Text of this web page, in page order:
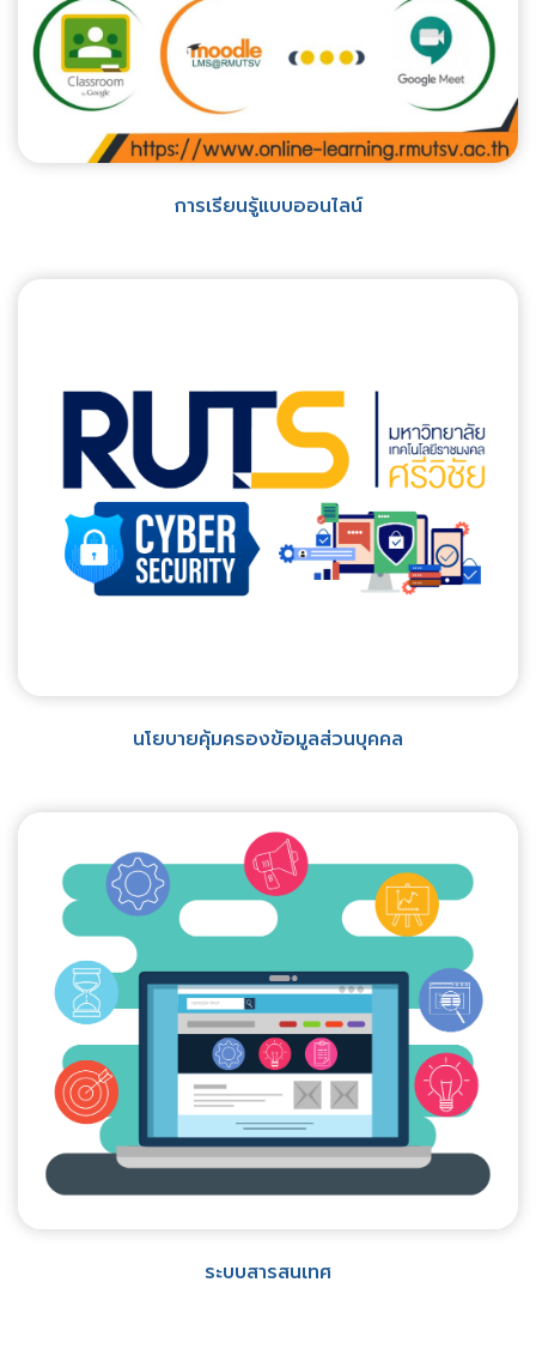
การเรียนรู้แบบออนไลน์
นโยบายคุ้มครองข้อมูลส่วนบุคคล
ระบบสารสนเทศ